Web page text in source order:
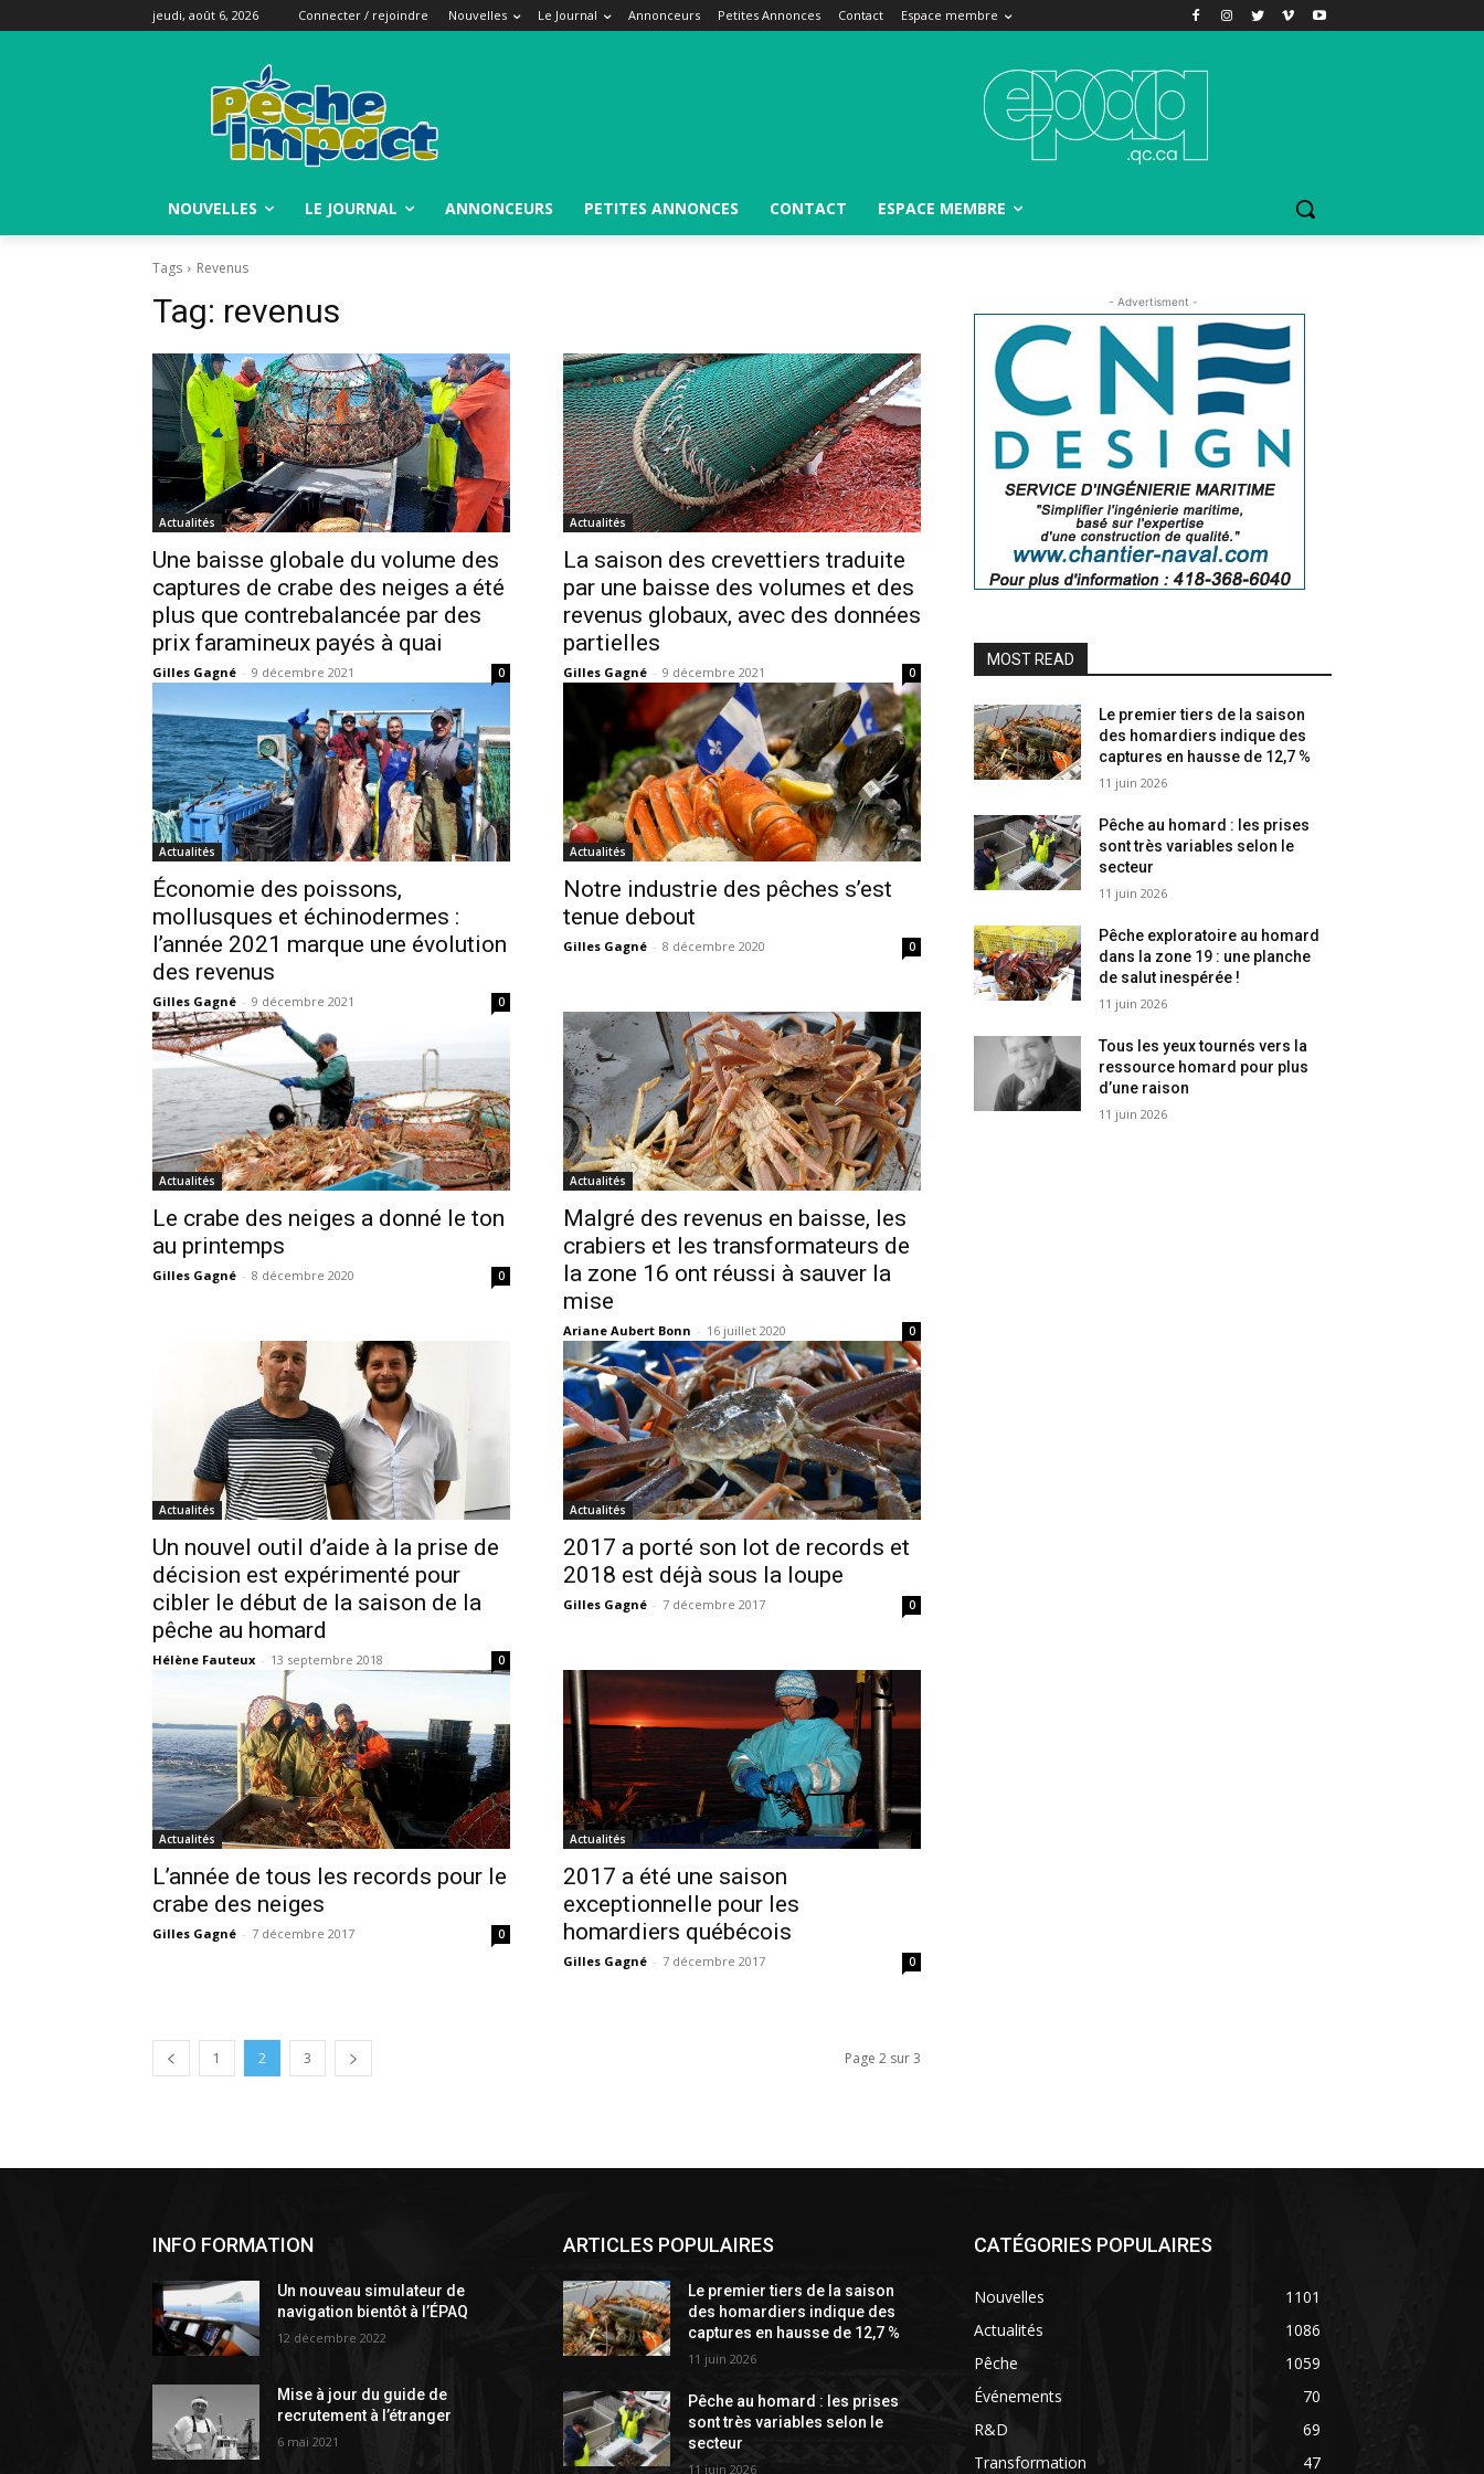
jeudi, août 6, 2026 Connecter / rejoindre Nouvelles Le Journal Annonceurs Petites Annonces Contact Espace membre
NOUVELLES LE JOURNAL ANNONCEURS PETITES ANNONCES CONTACT ESPACE MEMBRE
Tags Revenus
Tag: revenus
Actualités
Une baisse globale du volume des
captures de crabe des neiges a été
plus que contrebalancée par des
prix faramineux payés à quai
Gilles Gagné - 9 décembre 2021 0
Actualités
La saison des crevettiers traduite
par une baisse des volumes et des
revenus globaux, avec des données
partielles
Gilles Gagné - 9 décembre 2021 0
Actualités
Économie des poissons,
mollusques et échinodermes :
l’année 2021 marque une évolution
des revenus
Gilles Gagné - 9 décembre 2021 0
Actualités
Notre industrie des pêches s’est
tenue debout
Gilles Gagné - 8 décembre 2020 0
Actualités
Le crabe des neiges a donné le ton
au printemps
Gilles Gagné - 8 décembre 2020 0
Actualités
Malgré des revenus en baisse, les
crabiers et les transformateurs de
la zone 16 ont réussi à sauver la
mise
Ariane Aubert Bonn - 16 juillet 2020 0
Actualités
Un nouvel outil d’aide à la prise de
décision est expérimenté pour
cibler le début de la saison de la
pêche au homard
Hélène Fauteux - 13 septembre 2018 0
Actualités
2017 a porté son lot de records et
2018 est déjà sous la loupe
Gilles Gagné - 7 décembre 2017 0
Actualités
L’année de tous les records pour le
crabe des neiges
Gilles Gagné - 7 décembre 2017 0
Actualités
2017 a été une saison
exceptionnelle pour les
homardiers québécois
Gilles Gagné - 7 décembre 2017 0
1 2 3 Page 2 sur 3
- Advertisment -
MOST READ
Le premier tiers de la saison
des homardiers indique des
captures en hausse de 12,7 %
11 juin 2026
Pêche au homard : les prises
sont très variables selon le
secteur
11 juin 2026
Pêche exploratoire au homard
dans la zone 19 : une planche
de salut inespérée !
11 juin 2026
Tous les yeux tournés vers la
ressource homard pour plus
d’une raison
11 juin 2026
INFO FORMATION
Un nouveau simulateur de
navigation bientôt à l’ÉPAQ
12 décembre 2022
Mise à jour du guide de
recrutement à l’étranger
6 mai 2021
ARTICLES POPULAIRES
Le premier tiers de la saison
des homardiers indique des
captures en hausse de 12,7 %
11 juin 2026
Pêche au homard : les prises
sont très variables selon le
secteur
11 juin 2026
CATÉGORIES POPULAIRES
Nouvelles
1101
Actualités
1086
Pêche
1059
Événements
70
R&D
69
Transformation
47